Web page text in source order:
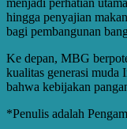
hingga penyajian
bagi pembangunan
Ke depan, MBG
kualitas generasi muda
bahwa kebijakan
*Penulis adalah